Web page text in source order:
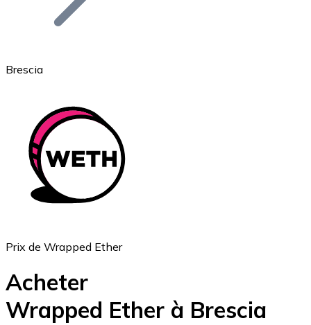
Ethereum
ETH
Brescia
Prix de Wrapped Ether
Acheter
Wrapped Ether à Brescia